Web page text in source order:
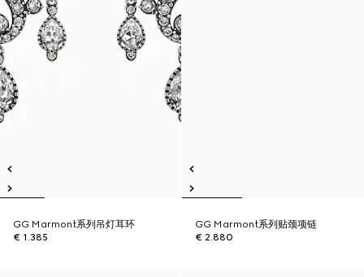
GG Marmont系列吊灯耳环
€ 1.385
GG Marmont系列贴颈项链
€ 2.880